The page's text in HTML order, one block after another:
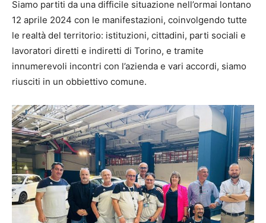
Siamo partiti da una difficile situazione nell’ormai lontano
12 aprile 2024 con le manifestazioni, coinvolgendo tutte
le realtà del territorio: istituzioni, cittadini, parti sociali e
lavoratori diretti e indiretti di Torino, e tramite
innumerevoli incontri con l’azienda e vari accordi, siamo
riusciti in un obbiettivo comune.